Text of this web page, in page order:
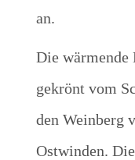
an.
Die wärmende
gekrönt vom
den Weinberg
Ostwinden.